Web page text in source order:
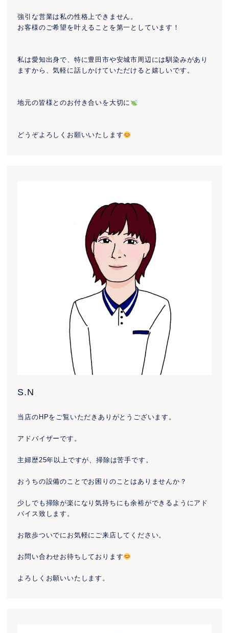
強引な営業は私の性格上できません。
お客様のご希望を叶えることを第一としています！
私は愛知出身で、特に豊田市や安城市周辺には馴染みがあり
ますから、気軽に話しかけていただけると嬉しいです。
地元の皆様とのお付き合いを大切に
どうぞよろしくお願いいたします
S.N
当店のHPをご覧いただきありがとうございます。
アドバイザーです。
主婦歴25年以上ですが、掃除は苦手です。
おうちの設備のことでお困りのことはありませんか？
少しでも掃除が楽になり気持ちにも余裕ができるようにアド
バイス致します。
お散歩ついでにお気軽にご来店してください。
お問い合わせお待ちしております
よろしくお願いいたします。